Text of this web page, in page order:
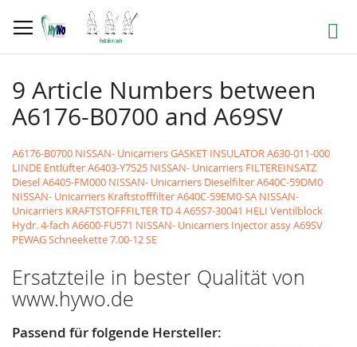
zum
Inhalt
Suche
9 Article Numbers between
A6176-B0700 and A69SV
A6176-B0700 NISSAN- Unicarriers GASKET INSULATORA630-011-000
LINDE EntlüfterA6403-Y7525 NISSAN- Unicarriers FILTEREINSATZ
DieselA6405-FM000 NISSAN- Unicarriers DieselfilterA640C-59DM0
NISSAN- Unicarriers KraftstofffilterA640C-59EM0-SA NISSAN-
Unicarriers KRAFTSTOFFFILTER TD 4A65S7-30041 HELI Ventilblock
Hydr. 4-fach A6600-FU571 NISSAN- Unicarriers Injector assyA69SV
PEWAG Schneekette 7.00-12 SE
Ersatzteile in bester Qualität von
www.hywo.de
Passend für folgende Hersteller: